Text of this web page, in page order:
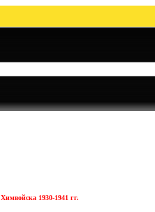
Химвойска 1930-1941 гг.